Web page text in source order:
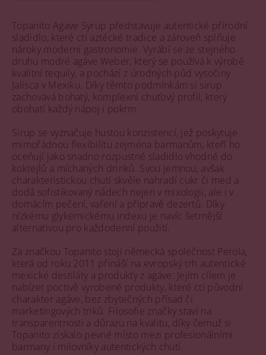
Topanito Agave Syrup představuje autentické přírodní
sladidlo, které ctí aztécké tradice a zároveň splňuje
nároky moderní gastronomie. Vyrábí se ze stejného
druhu modré agáve Weber, který se používá k výrobě
kvalitní tequily, a pochází z úrodných půd vysočiny
Jalisca v Mexiku. Díky těmto podmínkám si sirup
zachovává bohatý, komplexní chuťový profil, který
obohatí každý nápoj i pokrm.
Sirup se vyznačuje hustou konzistencí, jež poskytuje
mimořádnou flexibilitu zejména barmanům, kteří ho
oceňují jako snadno rozpustné sladidlo vhodné do
koktejlů a míchaných drinků. Svou jemnou, avšak
charakteristickou chutí skvěle nahradí cukr či med a
dodá sofistikovaný nádech nejen v mixologii, ale i v
domácím pečení, vaření a přípravě dezertů. Díky
nízkému glykemickému indexu je navíc šetrnější
alternativou pro každodenní použití.
Za značkou Topanito stojí německá společnost Perola,
která od roku 2011 přináší na evropský trh autentické
mexické destiláty a produkty z agáve. Jejím cílem je
nabízet poctivě vyrobené produkty, které ctí původní
charakter agáve, bez zbytečných přísad či
marketingových triků. Filosofie značky staví na
transparentnosti a důrazu na kvalitu, díky čemuž si
Topanito získalo pevné místo mezi profesionálními
barmany i milovníky autentických chutí.